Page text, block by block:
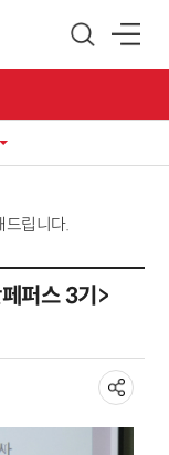
드립니다.
퍼스 3기>